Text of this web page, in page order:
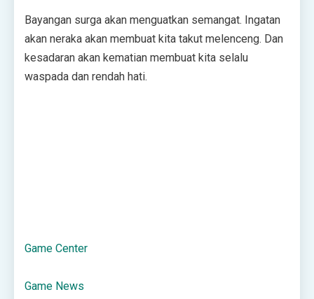
Bayangan surga akan menguatkan semangat. Ingatan
akan neraka akan membuat kita takut melenceng. Dan
kesadaran akan kematian membuat kita selalu
waspada dan rendah hati.
Game Center
Game News